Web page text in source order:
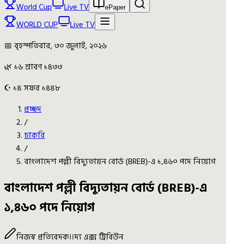
World Cup Live TV ePaper
WORLD CUP
Live TV
📅 বৃহস্পতিবার, ৩০ জুলাই, ২০২৬
🌿 ১৬ শ্রাবণ ১৪৩৩
☪️ ১৪ সফর ১৪৪৮
প্রচ্ছদ
/
চাকরি
/
বাংলাদেশ পল্লী বিদ্যুতায়ন বোর্ড (BREB)-এ ১,৪৬০ পদে নিয়োগ
বাংলাদেশ পল্লী বিদ্যুতায়ন বোর্ড (BREB)-এ
১,৪৬০ পদে নিয়োগ
নিজস্ব প্রতিবেদক।।দ্য এক্স ট্রিবিউন